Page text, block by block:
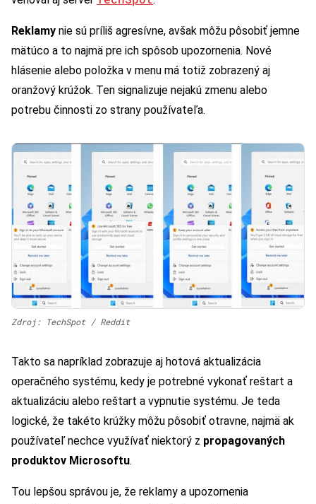
Reklamy nie sú príliš agresívne, avšak môžu pôsobiť jemne
mätúco a to najmä pre ich spôsob upozornenia. Nové
hlásenie alebo položka v menu má totiž zobrazený aj
oranžový krúžok. Ten signalizuje nejakú zmenu alebo
potrebu činnosti zo strany používateľa.
Zdroj: TechSpot / Reddit
Takto sa napríklad zobrazuje aj hotová aktualizácia
operačného systému, kedy je potrebné vykonať reštart a
aktualizáciu alebo reštart a vypnutie systému. Je teda
logické, že takéto krúžky môžu pôsobiť otravne, najmä ak
používateľ nechce využívať niektorý z propagovaných
produktov Microsoftu.
Tou lepšou správou je, že reklamy a upozornenia